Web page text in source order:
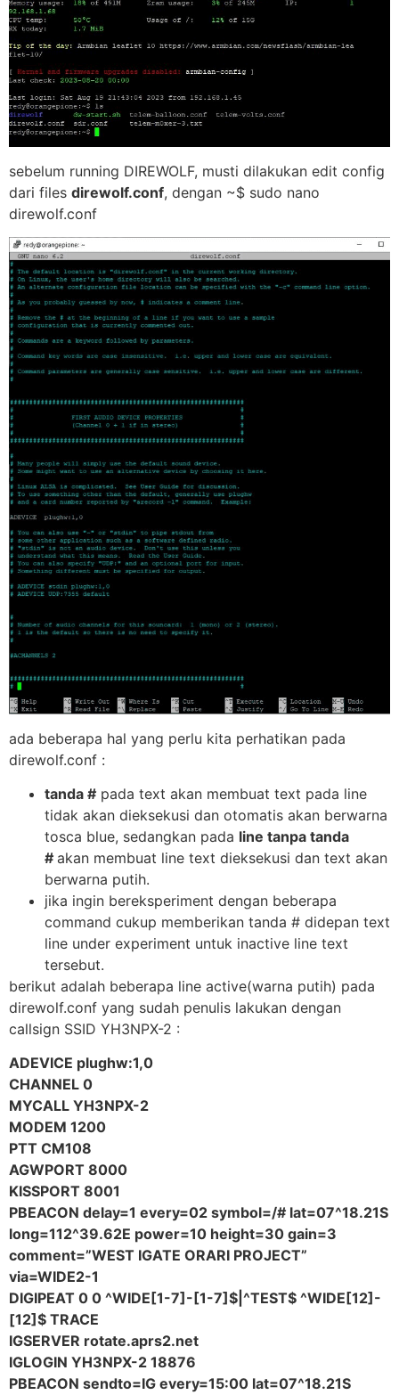
sebelum running DIREWOLF, musti dilakukan edit config
dari files direwolf.conf, dengan ~$ sudo nano
direwolf.conf
ada beberapa hal yang perlu kita perhatikan pada
direwolf.conf :
tanda # pada text akan membuat text pada line
tidak akan dieksekusi dan otomatis akan berwarna
tosca blue, sedangkan pada line tanpa tanda
# akan membuat line text dieksekusi dan text akan
berwarna putih.
jika ingin bereksperiment dengan beberapa
command cukup memberikan tanda # didepan text
line under experiment untuk inactive line text
tersebut.
berikut adalah beberapa line active(warna putih) pada
direwolf.conf yang sudah penulis lakukan dengan
callsign SSID YH3NPX-2 :
ADEVICE plughw:1,0
CHANNEL 0
MYCALL YH3NPX-2
MODEM 1200
PTT CM108
AGWPORT 8000
KISSPORT 8001
PBEACON delay=1 every=02 symbol=/# lat=07^18.21S
long=112^39.62E power=10 height=30 gain=3
comment=”WEST IGATE ORARI PROJECT”
via=WIDE2-1
DIGIPEAT 0 0 ^WIDE[1-7]-[1-7]$|^TEST$ ^WIDE[12]-
[12]$ TRACE
IGSERVER rotate.aprs2.net
IGLOGIN YH3NPX-2 18876
PBEACON sendto=IG every=15:00 lat=07^18.21S